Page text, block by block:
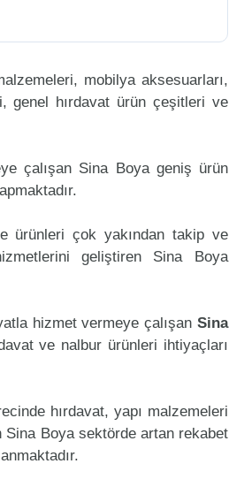
mobilya aksesuarları,
genel hırdavat ürün çeşitleri ve
çalışan Sina Boya geniş ürün
ürünleri çok yakından takip ve
geliştiren Sina Boya
hizmet vermeye çalışan Sina
ve nalbur ürünleri ihtiyaçları
hırdavat, yapı malzemeleri
Boya sektörde artan rekabet